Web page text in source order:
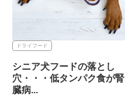
ドライフード
シニア犬フードの落とし
穴・・・低タンパク食が腎
臓病...